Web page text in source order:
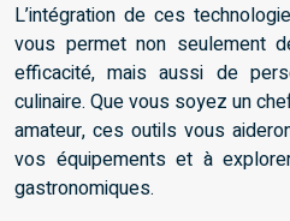
L’intégration de ces
vous permet non seulement
efficacité, mais aussi de
culinaire. Que vous soyez un
amateur, ces outils vous
vos équipements et à
gastronomiques.